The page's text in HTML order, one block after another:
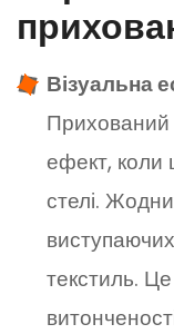
Візуальна
Прихований
ефект, коли
стелі.
текстиль.